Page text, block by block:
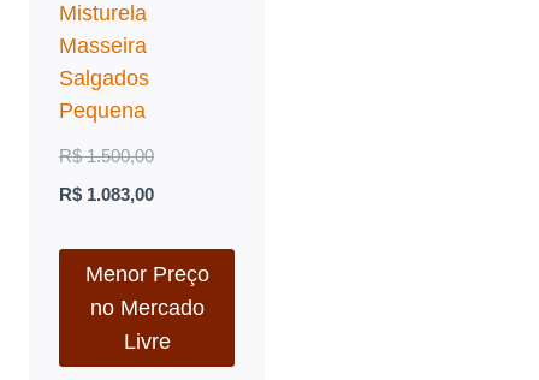
Misturela
Masseira
Salgados
Pequena
R$1.500,00O
preço
era:
R$ 1.500,00.
R$ 1.083,00O
atual
é:
R$ 1.083,00.
Menor Preço
no Mercado
Livre